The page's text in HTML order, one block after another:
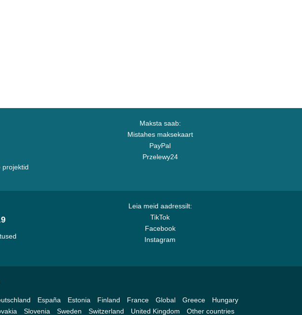
projektid
Maksta saab:
Mistahes maksekaart
PayPal
Przelewy24
Leia meid aadressilt:
TikTok
Facebook
Instagram
España Estonia Finland France Global Greece
Hungary
Slovenia Sweden Switzerland United Kingdom Other countries